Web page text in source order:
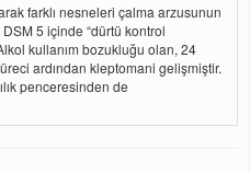
farklı nesneleri çalma arzusunun
5 içinde “dürtü kontrol
Alkol kullanım bozukluğu olan, 24
ardından kleptomani gelişmiştir.
penceresinden de